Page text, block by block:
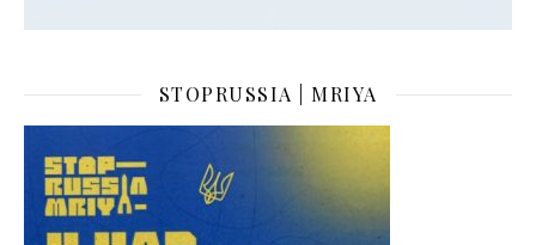
STOPRUSSIA | MRIYA